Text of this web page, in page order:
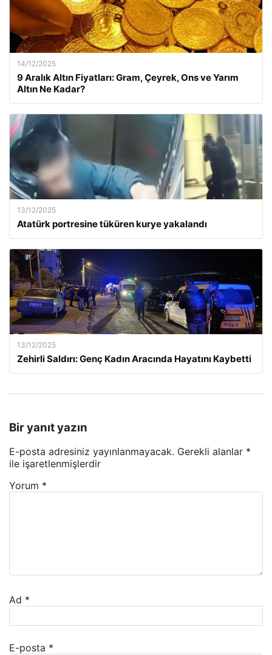
14/12/2025
9 Aralık Altın Fiyatları: Gram, Çeyrek, Ons ve Yarım
Altın Ne Kadar?
13/12/2025
Atatürk portresine tüküren kurye yakalandı
13/12/2025
Zehirli Saldırı: Genç Kadın Aracında Hayatını Kaybetti
Bir yanıt yazın
E-posta adresiniz yayınlanmayacak. Gerekli alanlar *
ile işaretlenmişlerdir
Yorum *
Ad *
E-posta *